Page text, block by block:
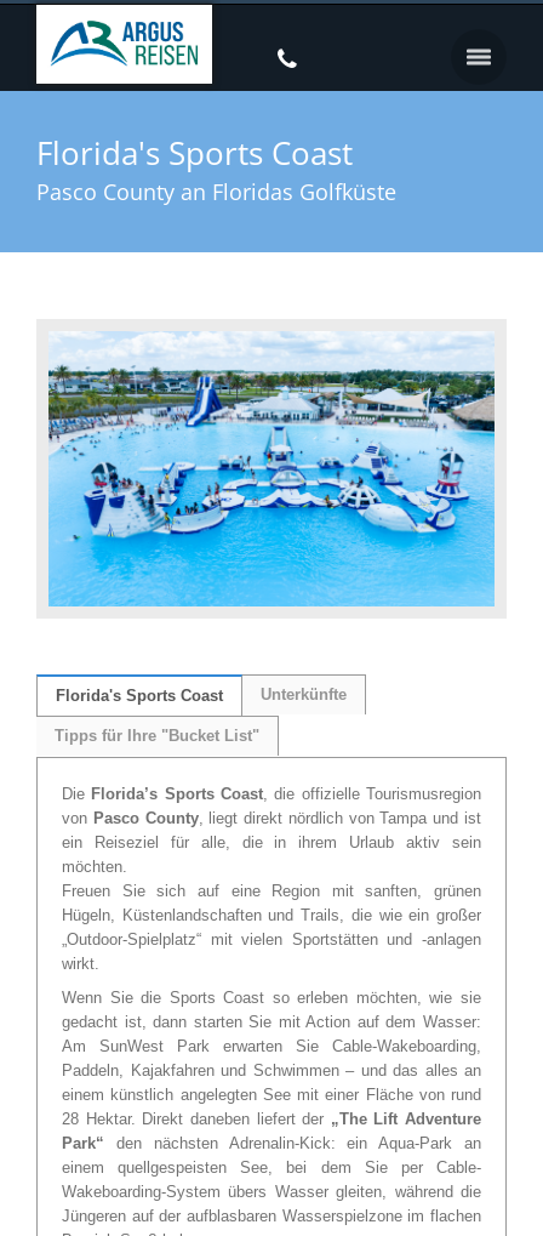
Florida's Sports Coast
Pasco County an Floridas Golfküste
Florida's Sports Coast Unterkünfte
Tipps für Ihre "Bucket List"
Die Florida’s Sports Coast , die offizielle Tourismusregion
von Pasco County, liegt direkt nördlich von Tampa und ist
ein Reiseziel für alle, die in ihrem Urlaub aktiv sein
möchten.
Freuen Sie sich auf eine Region mit sanften, grünen
Hügeln, Küstenlandschaften und Trails, die wie ein großer
„Outdoor-Spielplatz“ mit vielen Sportstätten und -anlagen
wirkt.
Wenn Sie die Sports Coast so erleben möchten, wie sie
gedacht ist, dann starten Sie mit Action auf dem Wasser:
Am SunWest Park erwarten Sie Cable-Wakeboarding,
Paddeln, Kajakfahren und Schwimmen – und das alles an
einem künstlich angelegten See mit einer Fläche von rund
28 Hektar. Direkt daneben liefert der „The Lift Adventure
Park“ den nächsten Adrenalin-Kick: ein Aqua-Park an
einem quellgespeisten See, bei dem Sie per Cable-
Wakeboarding-System übers Wasser gleiten, während die
Jüngeren auf der aufblasbaren Wasserspielzone im flachen